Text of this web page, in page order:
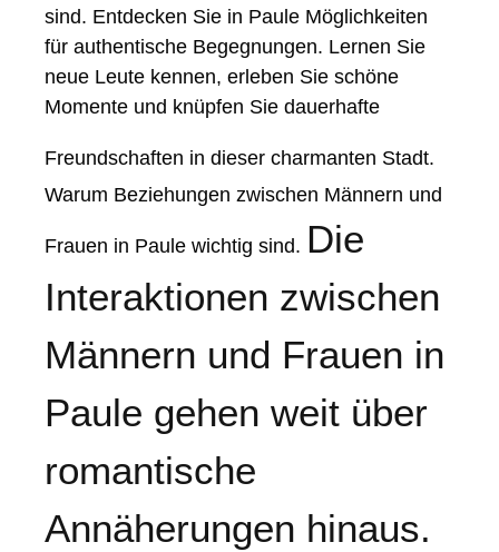
sind. Entdecken Sie in Paule Möglichkeiten
für authentische Begegnungen. Lernen Sie
neue Leute kennen, erleben Sie schöne
Momente und knüpfen Sie dauerhafte
Freundschaften in dieser charmanten Stadt.
Warum Beziehungen zwischen Männern und
Frauen in Paule wichtig sind. Die
Interaktionen zwischen
Männern und Frauen in
Paule gehen weit über
romantische
Annäherungen hinaus.